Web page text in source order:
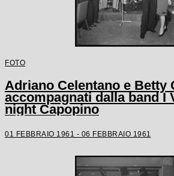
FOTO
Adriano Celentano e Betty
accompagnati dalla band I
night Capopino
01 FEBBRAIO 1961 - 06 FEBBRAIO 1961